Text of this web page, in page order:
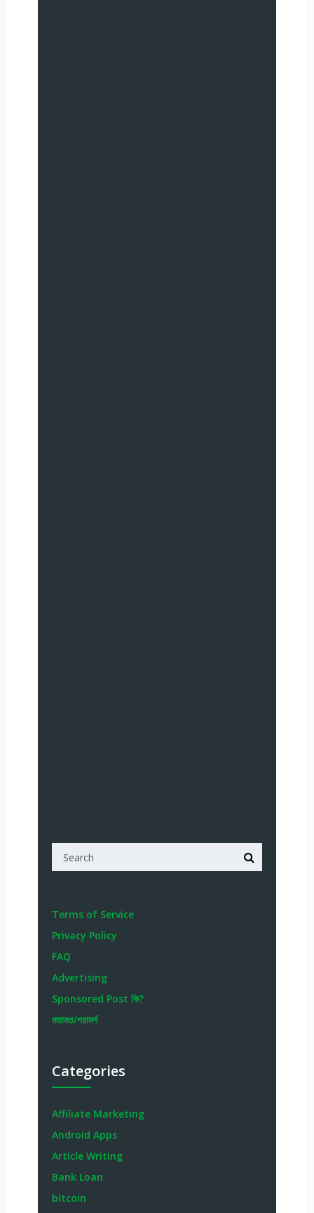
Terms of Service
Privacy Policy
FAQ
Advertising
Sponsored Post কি?
মতামত/পরামর্শ
Categories
Affiliate Marketing
Android Apps
Article Writing
Bank Loan
bitcoin